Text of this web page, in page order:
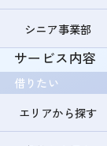
シニア事業部
サービス内容
借りたい
エリアから探す